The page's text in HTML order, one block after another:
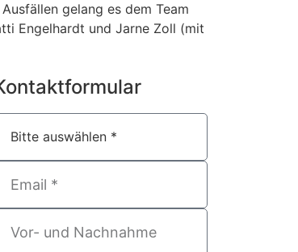
gelang es dem Team
Engelhardt und Jarne Zoll (mit